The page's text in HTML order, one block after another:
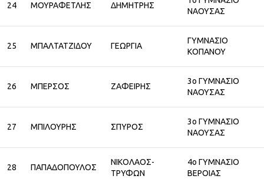
24 ΜΟΥΡΑΦΕΤΛΗΣ ΔΗΜΗΤΡΗΣ
ΝΑΟΥΣΑΣ
25 ΜΠΑΛΤΑΤΖΙΔΟΥ ΓΕΩΡΓΙΑ
ΓΥΜΝΑΣΙΟ
ΚΟΠΑΝΟΥ
26 ΜΠΕΡΣΟΣ ΖΑΦΕΙΡΗΣ
3ο ΓΥΜΝΑΣΙΟ
ΝΑΟΥΣΑΣ
27 ΜΠΙΛΟΥΡΗΣ ΣΠΥΡΟΣ
3ο ΓΥΜΝΑΣΙΟ
ΝΑΟΥΣΑΣ
28 ΠΑΠΑΔΟΠΟΥΛΟΣ
ΝΙΚΟΛΑΟΣ-
ΤΡΥΦΩΝ
4ο ΓΥΜΝΑΣΙΟ
ΒΕΡΟΙΑΣ